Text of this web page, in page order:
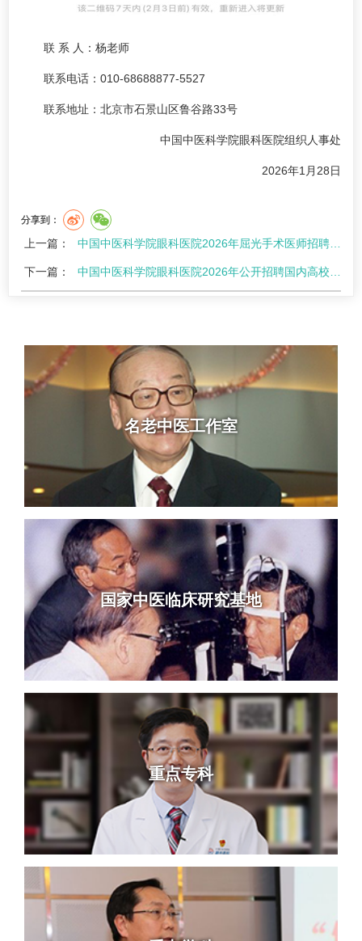
联 系 人：杨老师
联系电话：010-68688877-5527
联系地址：北京市石景山区鲁谷路33号
中国中医科学院眼科医院组织人事处
2026年1月28日
分享到：
上一篇： 中国中医科学院眼科医院2026年屈光手术医师招聘笔试通知
下一篇： 中国中医科学院眼科医院2026年公开招聘国内高校应届毕业生（提前批）体检和考察递补通…
名老中医工作室
国家中医临床研究基地
重点专科